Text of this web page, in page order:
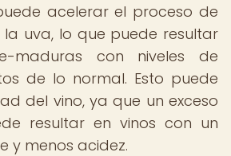
acelerar el proceso de
uva, lo que puede resultar
maduras con niveles de
de lo normal. Esto puede
del vino, ya que un exceso
resultar en vinos con un
y menos acidez.